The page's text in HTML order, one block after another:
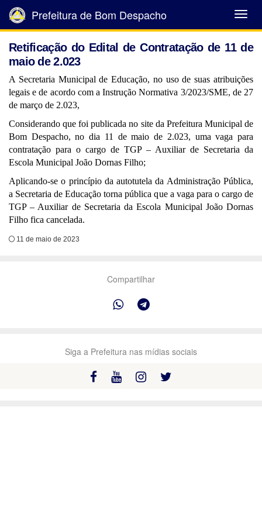
Abrir
Menu
Prefeitura de Bom Despacho
Retificação do Edital de Contratação de 11 de
maio de 2.023
A Secretaria Municipal de Educação, no uso de suas atribuições
legais e de acordo com a Instrução Normativa 3/2023/SME, de 27
de março de 2.023,
Considerando que foi publicada no site da Prefeitura Municipal de
Bom Despacho, no dia 11 de maio de 2.023, uma vaga para
contratação para o cargo de TGP – Auxiliar de Secretaria da
Escola Municipal João Dornas Filho;
Aplicando-se o princípio da autotutela da Administração Pública,
a Secretaria de Educação torna pública que a vaga para o cargo de
TGP – Auxiliar de Secretaria da Escola Municipal João Dornas
Filho fica cancelada.
11 de maio de 2023
Compartilhar
Siga a Prefeitura nas mídias sociais